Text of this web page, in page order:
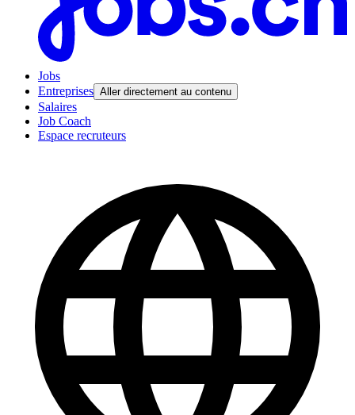
Jobs
Entreprises Aller directement au contenu
Salaires
Job Coach
Espace recruteurs